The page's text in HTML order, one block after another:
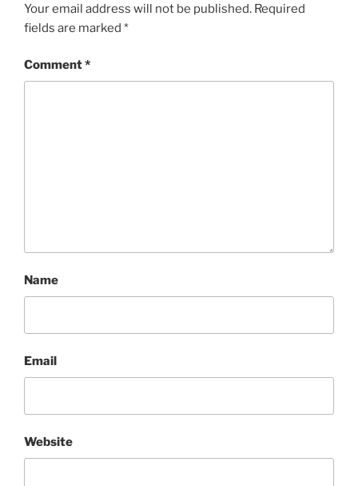
Your email address will not be published. Required
fields are marked *
Comment*
Name
Email
Website